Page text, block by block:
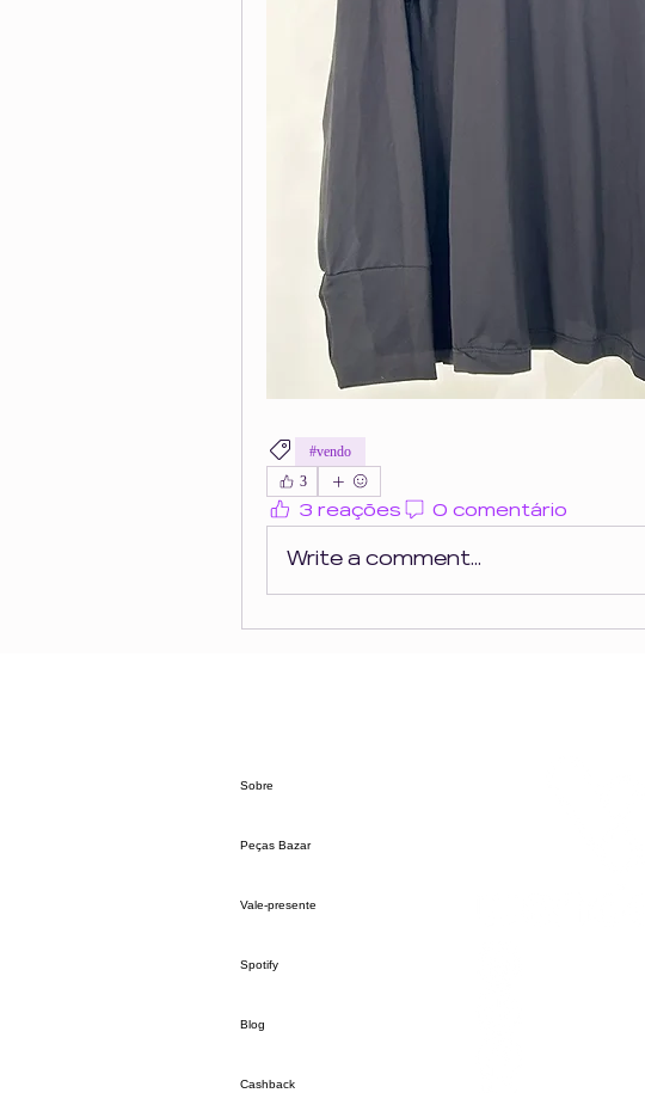
#vendo
3
3 reações 0 comentário
Write a comment...
Sobre
Peças Bazar
Vale-presente
Spotify
Blog
Cashback